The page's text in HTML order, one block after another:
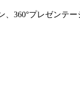
360°プレゼンテ